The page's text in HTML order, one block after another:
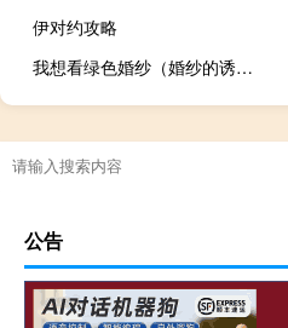
伊对约攻略
我想看绿色婚纱（婚纱的诱惑 黛绿）
公告